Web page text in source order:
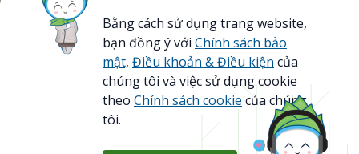
Sơ đồ website
@ 2023 Bamboo Airways Copyright. All Rights
Reserved.
Business Registration Code: 0107867370
Bằng cách sử dụng trang website,
bạn đồng ý với Chính sách bảo
mật, Điều khoản & Điều kiện của
chúng tôi và việc sử dụng cookie
theo Chính sách cookie của chúng
tôi.